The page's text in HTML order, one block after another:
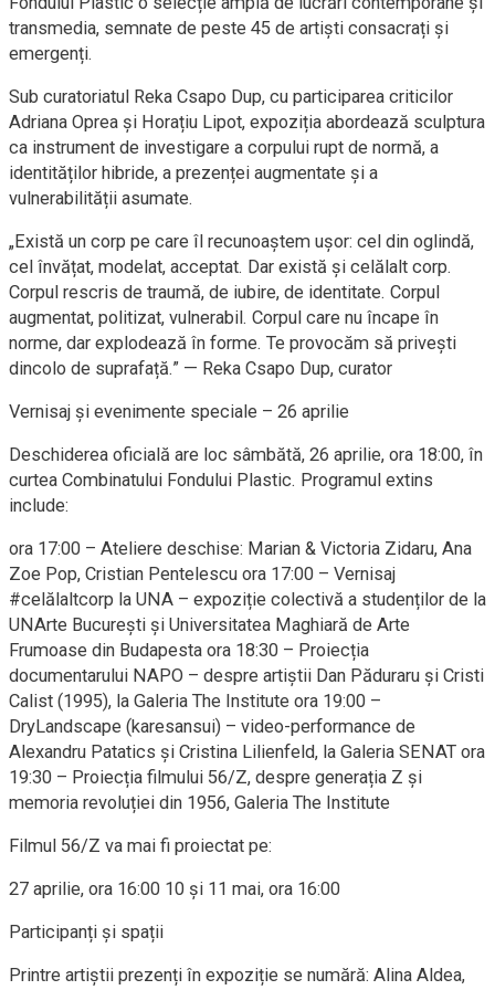
transmedia, semnate de peste 45 de artiști consacrați și
emergenți.
Sub curatoriatul Reka Csapo Dup, cu participarea criticilor
Adriana Oprea și Horațiu Lipot, expoziția abordează sculptura
ca instrument de investigare a corpului rupt de normă, a
identităților hibride, a prezenței augmentate și a
vulnerabilității asumate.
„Există un corp pe care îl recunoaștem ușor: cel din oglindă,
cel învățat, modelat, acceptat. Dar există și celălalt corp.
Corpul rescris de traumă, de iubire, de identitate. Corpul
augmentat, politizat, vulnerabil. Corpul care nu încape în
norme, dar explodează în forme. Te provocăm să privești
dincolo de suprafață.” — Reka Csapo Dup, curator
Vernisaj și evenimente speciale – 26 aprilie
Deschiderea oficială are loc sâmbătă, 26 aprilie, ora 18:00, în
curtea Combinatului Fondului Plastic. Programul extins
include:
ora 17:00 – Ateliere deschise: Marian & Victoria Zidaru, Ana
Zoe Pop, Cristian Pentelescu ora 17:00 – Vernisaj
#celălaltcorp la UNA – expoziție colectivă a studenților de la
UNArte București și Universitatea Maghiară de Arte
Frumoase din Budapesta ora 18:30 – Proiecția
documentarului NAPO – despre artiștii Dan Păduraru și Cristi
Calist (1995), la Galeria The Institute ora 19:00 –
DryLandscape (karesansui) – video-performance de
Alexandru Patatics și Cristina Lilienfeld, la Galeria SENAT ora
19:30 – Proiecția filmului 56/Z, despre generația Z și
memoria revoluției din 1956, Galeria The Institute
Filmul 56/Z va mai fi proiectat pe:
27 aprilie, ora 16:00 10 și 11 mai, ora 16:00
Participanți și spații
Printre artiștii prezenți în expoziție se numără: Alina Aldea,